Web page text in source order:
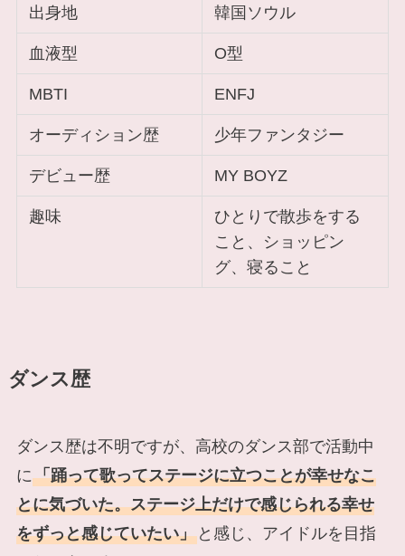
出身地 韓国ソウル
血液型 O型
MBTI ENFJ
オーディション歴 少年ファンタジー
デビュー歴 MY BOYZ
趣味
ひとりで散歩をする
こと、ショッピン
グ、寝ること
ダンス歴
ダンス歴は不明ですが、高校のダンス部で活動中
に「踊って歌ってステージに立つことが幸せなこ
とに気づいた。ステージ上だけで感じられる幸せ
をずっと感じていたい」と感じ、アイドルを目指